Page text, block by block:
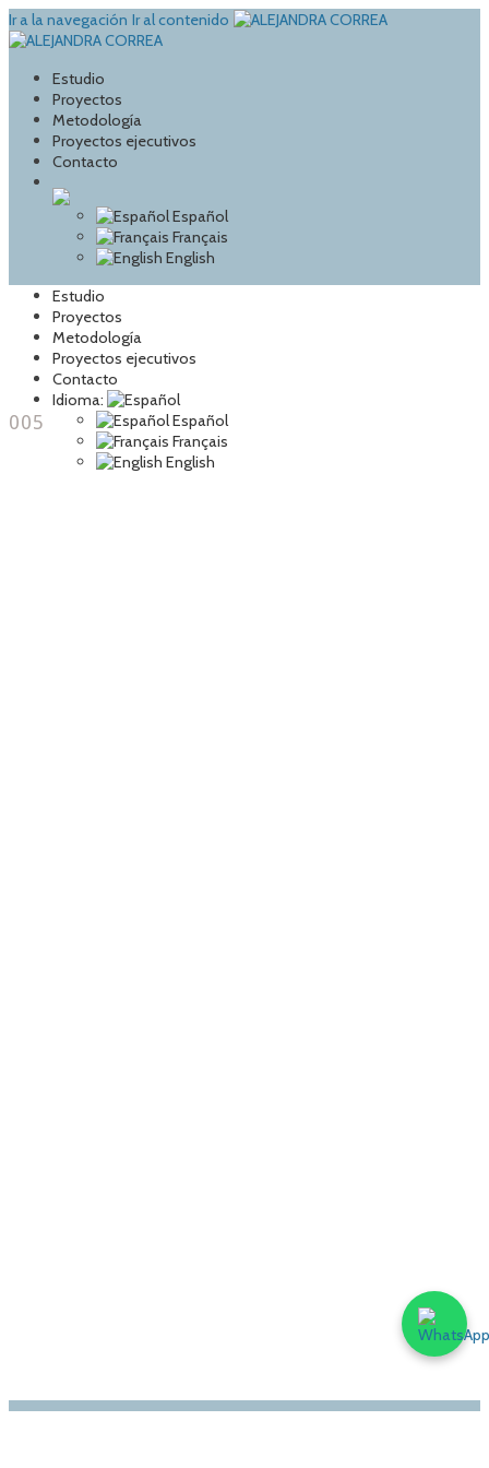
Ir a la navegación Ir al contenido
Estudio
Proyectos
Metodología
Proyectos ejecutivos
Contacto
Español
Français
English
Estudio
Proyectos
Metodología
Proyectos ejecutivos
Contacto
Idioma:
Español
Français
English
005